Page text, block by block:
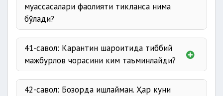
муассасалари фаолияти тикланса нима
бўлади?
41-савол: Карантин шароитида тиббий
мажбурлов чорасини ким таъминлайди?
42-савол: Бозорда ишлайман. Ҳар куни